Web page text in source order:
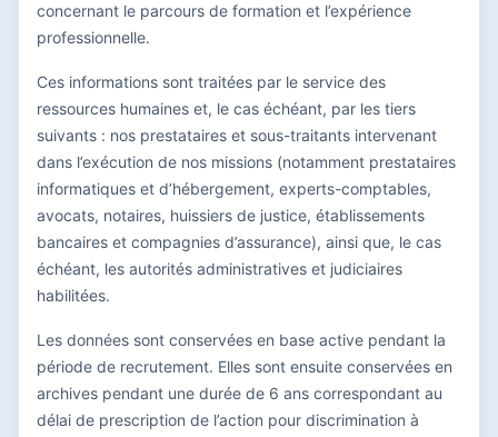
concernant le parcours de formation et l’expérience
professionnelle.
Ces informations sont traitées par le service des
ressources humaines et, le cas échéant, par les tiers
suivants : nos prestataires et sous-traitants intervenant
dans l’exécution de nos missions (notamment prestataires
informatiques et d’hébergement, experts-comptables,
avocats, notaires, huissiers de justice, établissements
bancaires et compagnies d’assurance), ainsi que, le cas
échéant, les autorités administratives et judiciaires
habilitées.
Les données sont conservées en base active pendant la
période de recrutement. Elles sont ensuite conservées en
archives pendant une durée de 6 ans correspondant au
délai de prescription de l’action pour discrimination à